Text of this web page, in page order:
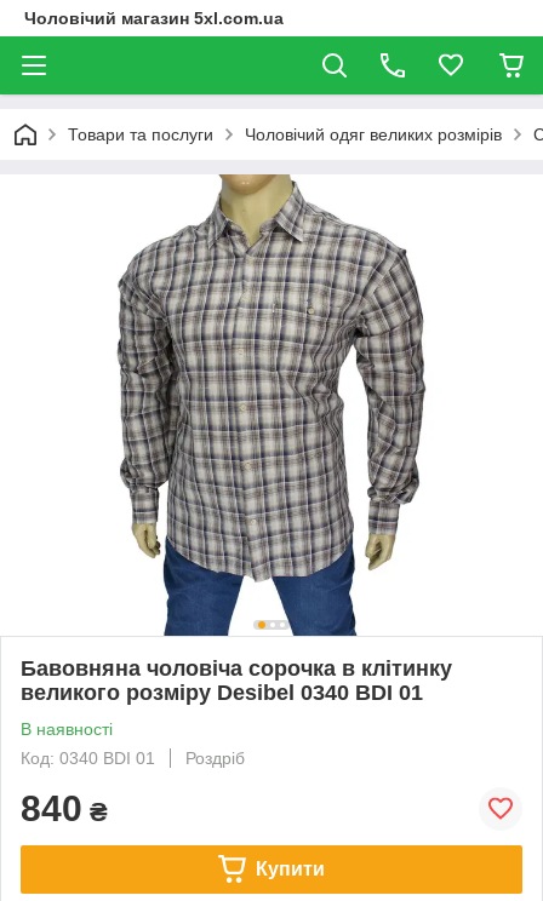
Чоловічий магазин 5xl.com.ua
Товари та послуги Чоловічий одяг великих розмірів
Бавовняна чоловіча сорочка в клітинку
великого розміру Desibel 0340 BDI 01
В наявності
Код: 0340 BDI 01
Роздріб
840 ₴
Купити